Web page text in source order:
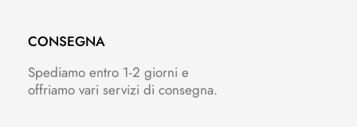
CONSEGNA
Spediamo entro 1-2 giorni e
offriamo vari servizi di consegna.